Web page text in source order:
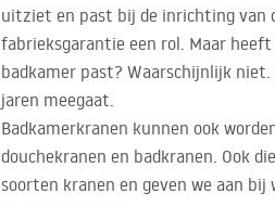
uitziet en past bij de inrichting van
fabrieksgarantie een rol. Maar
badkamer past? Waarschijnlijk
jaren meegaat.
Badkamerkranen kunnen ook
douchekranen en badkranen. Ook
soorten kranen en geven we aan